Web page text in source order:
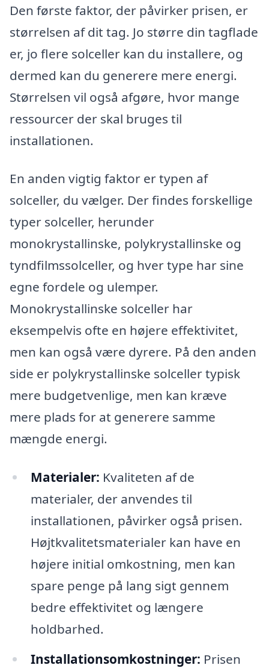
Den første faktor, der påvirker prisen, er
størrelsen af dit tag. Jo større din tagflade
er, jo flere solceller kan du installere, og
dermed kan du generere mere energi.
Størrelsen vil også afgøre, hvor mange
ressourcer der skal bruges til
installationen.
En anden vigtig faktor er typen af
solceller, du vælger. Der findes forskellige
typer solceller, herunder
monokrystallinske, polykrystallinske og
tyndfilmssolceller, og hver type har sine
egne fordele og ulemper.
Monokrystallinske solceller har
eksempelvis ofte en højere effektivitet,
men kan også være dyrere. På den anden
side er polykrystallinske solceller typisk
mere budgetvenlige, men kan kræve
mere plads for at generere samme
mængde energi.
Materialer: Kvaliteten af de
materialer, der anvendes til
installationen, påvirker også prisen.
Højtkvalitetsmaterialer kan have en
højere initial omkostning, men kan
spare penge på lang sigt gennem
bedre effektivitet og længere
holdbarhed.
Installationsomkostninger: Prisen